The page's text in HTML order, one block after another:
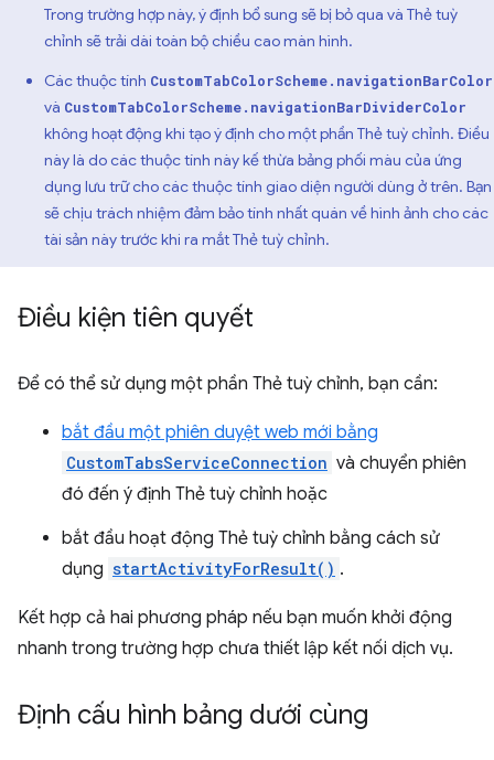
Trong trường hợp này, ý định bổ sung sẽ bị bỏ qua và Thẻ tuỳ
chỉnh sẽ trải dài toàn bộ chiều cao màn hình.
Các thuộc tính CustomTabColorScheme.navigationBarColor
và CustomTabColorScheme.navigationBarDividerColor
không hoạt động khi tạo ý định cho một phần Thẻ tuỳ chỉnh. Điều
này là do các thuộc tính này kế thừa bảng phối màu của ứng
dụng lưu trữ cho các thuộc tính giao diện người dùng ở trên. Bạn
sẽ chịu trách nhiệm đảm bảo tính nhất quán về hình ảnh cho các
tài sản này trước khi ra mắt Thẻ tuỳ chỉnh.
Điều kiện tiên quyết
Để có thể sử dụng một phần Thẻ tuỳ chỉnh, bạn cần:
bắt đầu một phiên duyệt web mới bằng
CustomTabsServiceConnection và chuyển phiên
đó đến ý định Thẻ tuỳ chỉnh hoặc
bắt đầu hoạt động Thẻ tuỳ chỉnh bằng cách sử
dụng startActivityForResult() .
Kết hợp cả hai phương pháp nếu bạn muốn khởi động
nhanh trong trường hợp chưa thiết lập kết nối dịch vụ.
Định cấu hình bảng dưới cùng